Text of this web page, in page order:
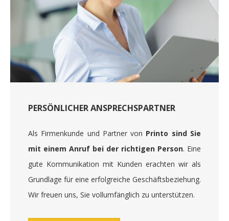
PERSÖNLICHER ANSPRECHSPARTNER
Als Firmenkunde und Partner von Printo sind Sie
mit einem Anruf bei der richtigen Person. Eine
gute Kommunikation mit Kunden erachten wir als
Grundlage für eine erfolgreiche Geschäftsbeziehung.
Wir freuen uns, Sie vollumfänglich zu unterstützen.